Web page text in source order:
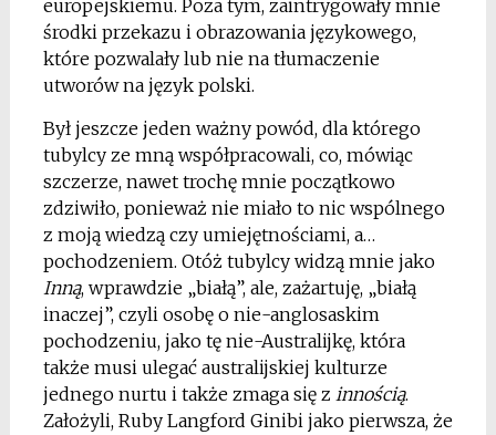
europejskiemu. Poza tym, zaintrygowały mnie
środki przekazu i obrazowania językowego,
które pozwalały lub nie na tłumaczenie
utworów na język polski.
Był jeszcze jeden ważny powód, dla którego
tubylcy ze mną współpracowali, co, mówiąc
szczerze, nawet trochę mnie początkowo
zdziwiło, ponieważ nie miało to nic wspólnego
z moją wiedzą czy umiejętnościami, a…
pochodzeniem. Otóż tubylcy widzą mnie jako
Inną, wprawdzie „białą”, ale, zażartuję, „białą
inaczej”, czyli osobę o nie-anglosaskim
pochodzeniu, jako tę nie-Australijkę, która
także musi ulegać australijskiej kulturze
jednego nurtu i także zmaga się z innością.
Założyli, Ruby Langford Ginibi jako pierwsza, że